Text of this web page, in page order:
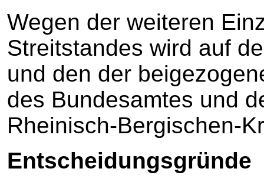
Wegen der weiteren
Streitstandes wird auf
und den der
des Bundesamtes und
Rheinisch-Bergischen-
Entscheidungsgründe